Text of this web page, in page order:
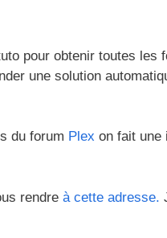
pour obtenir toutes les
une solution
du forum Plex on fait une
rendre à cette adresse.